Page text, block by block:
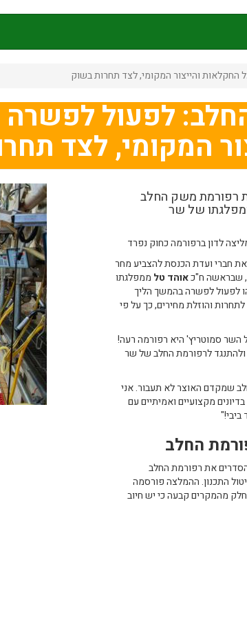
והייצור המקומי, לצד תחרות בשוק
החלב: לפעול
המקומי, לצד
רפורמת משק החלב
של שר
לדון ברפורמה כחוק נפרד
חברי ועדת הכנסת להצביע מחר
שבראשה ח"כאוהד טל ממפלגתו
לפעול לפשרה בהמשך הליך
והוזלת מחירים, כך על פי
השר סמוטריץ' היא רפורמה רעה!
ולהתנגד לרפורמת החלב של שר
שמקדם האוצר לא תעבור. אני
מקצועיים ואמיתיים עם
החלב
את רפורמת החלב
התכנון. ההמלצה פורסמה
מהמקרים קבעה כי יש חיוב